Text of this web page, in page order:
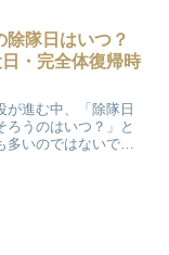
へ JINがとても...
除隊日はいつ？
・完全体復帰時
が進む中、「除隊日
ろうのはいつ？」と
多いのではないでし